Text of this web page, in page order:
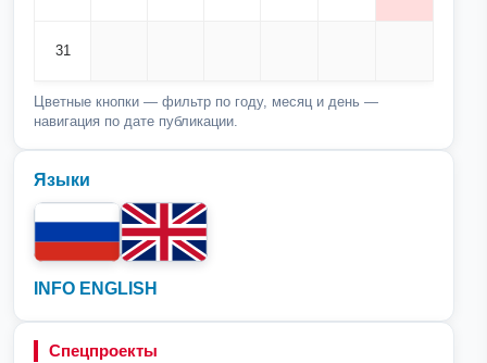
31
Цветные кнопки — фильтр по году, месяц и день —
навигация по дате публикации.
Языки
INFO ENGLISH
Спецпроекты